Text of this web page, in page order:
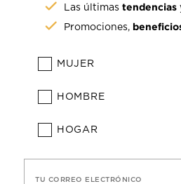
Las últimastendencias
Promociones,
MUJER
HOMBRE
HOGAR
TU CORREO ELECTRÓNICO